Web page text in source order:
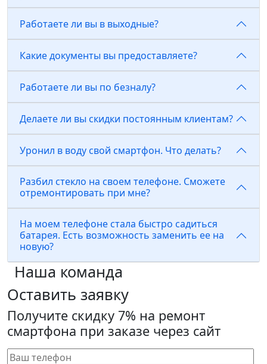
Работаете ли вы в выходные?
Какие документы вы предоставляете?
Работаете ли вы по безналу?
Делаете ли вы скидки постоянным клиентам?
Уронил в воду свой смартфон. Что делать?
Разбил стекло на своем телефоне. Сможете
отремонтировать при мне?
На моем телефоне стала быстро садиться
батарея. Есть возможность заменить ее на
новую?
Наша команда
Оставить заявку
Получите скидку 7% на ремонт
смартфона при заказе через сайт